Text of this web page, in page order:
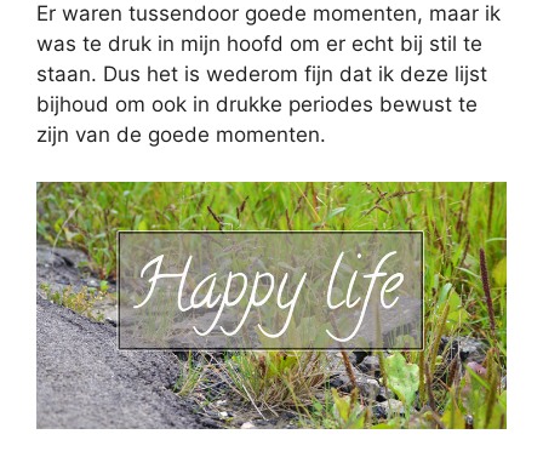
Er waren tussendoor goede momenten, maar ik
was te druk in mijn hoofd om er echt bij stil te
staan. Dus het is wederom fijn dat ik deze lijst
bijhoud om ook in drukke periodes bewust te
zijn van de goede momenten.